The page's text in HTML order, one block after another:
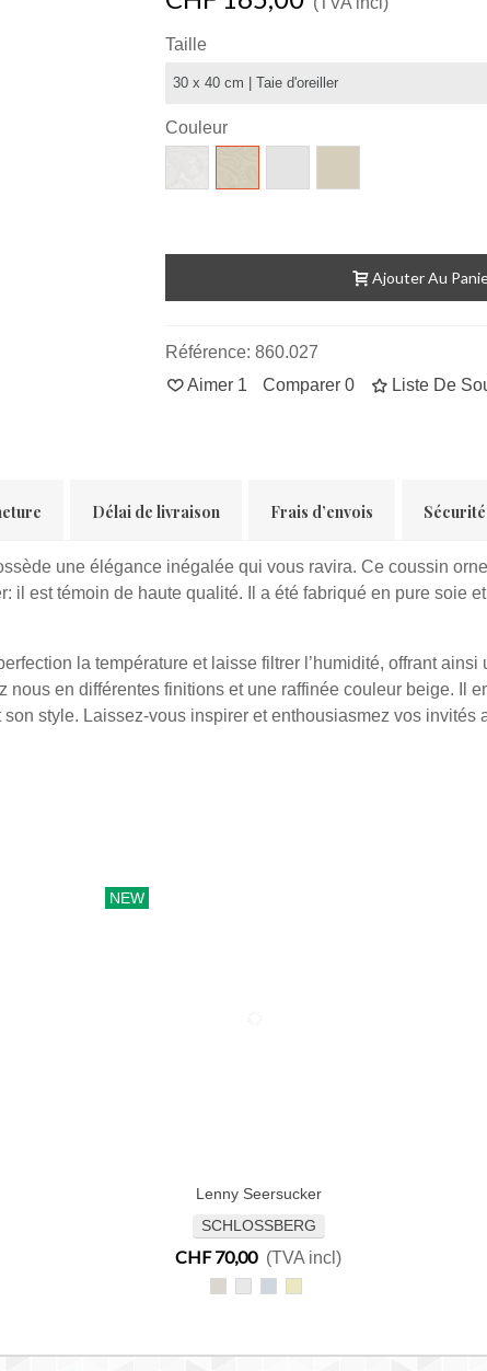
Taille
Couleur
JacquardJacquard
Uni
Ajouter Au
Référence: 860.027
Aimer 1 Comparer 0 Liste De
Délai de livraison Frais d’envois
une élégance inégalée qui vous ravira. Ce coussin
est témoin de haute qualité. Il a été fabriqué en pure soie
la température et laisse filtrer l’humidité, offrant
en différentes finitions et une raffinée couleur beige. Il
style. Laissez-vous inspirer et enthousiasmez vos invités
NEW
Ajouter Au Panier
Lenny Seersucker
SCHLOSSBERG
CHF 70,00 (TVA incl)